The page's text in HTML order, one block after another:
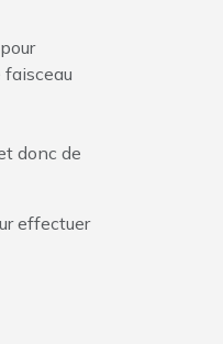
donc de
effectuer